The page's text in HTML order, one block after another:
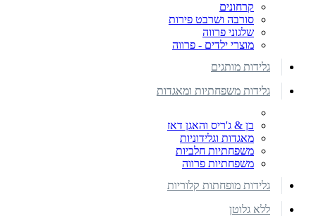
קרחונים
סורבה ושרבט פירות
שלגוני פרווה
מוצרי ילדים - פרווה
גלידות מותגים
גלידות משפחתיות ומאגדות
בן & ג'ריס והאגן דאז
מאגדות וגלידוניות
משפחתיות חלביות
משפחתיות פרווה
גלידות מופחתות קלוריות
ללא גלוטן